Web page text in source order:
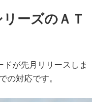
ーズのＡＴ
が先月リリースしま
の対応です。